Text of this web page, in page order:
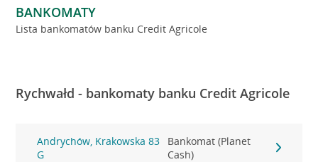
BANKOMATY
Lista bankomatów banku Credit Agricole
Rychwałd - bankomaty banku Credit Agricole
Andrychów, Krakowska 83
G
Bankomat (Planet
Cash)